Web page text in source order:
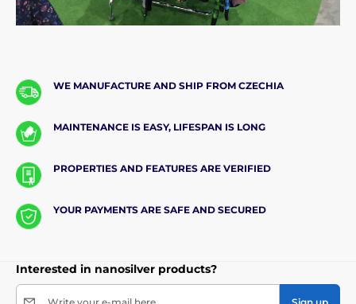
WE MANUFACTURE AND SHIP FROM CZECHIA
MAINTENANCE IS EASY, LIFESPAN IS LONG
PROPERTIES AND FEATURES ARE VERIFIED
YOUR PAYMENTS ARE SAFE AND SECURED
Interested in nanosilver products?